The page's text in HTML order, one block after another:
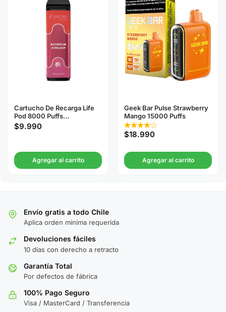
Cartucho De Recarga Life
Pod 8000 Puffs
Watermelon Bubblegum
$9.990
Agregar al carrito
Geek Bar Pulse Strawberry
Mango 15000 Puffs
$18.990
Agregar al carrito
Envío gratis a todo Chile
Aplica orden minima requerida
Devoluciones fáciles
10 días con derecho a retracto
Garantía Total
Por defectos de fábrica
100% Pago Seguro
Visa / MasterCard / Transferencia